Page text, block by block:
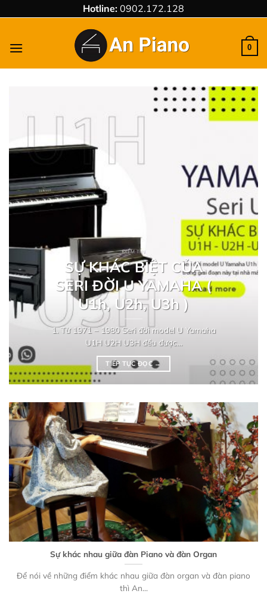
đến
dung
Hotline: 0902.172.128
0
ĐIỂM TIN
SỰ KHÁC BIỆT CỦA
SERI ĐỜI U YAMAHA (
U1h, U2h, U3h )
1. Từ 1971 – 1980 Seri đời model U Yamaha
U1H U2H U3H đều được...
TIẾP TỤC ĐỌC→
Sự khác nhau giữa đàn Piano và đàn Organ
Để nói về những điểm khác nhau giữa đàn organ và đàn piano
thì An...